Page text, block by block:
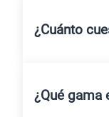
¿Cuánto
¿Qué gama